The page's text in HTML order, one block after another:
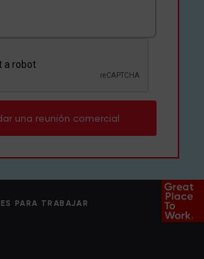
una reunión comercial
PARA TRABAJAR